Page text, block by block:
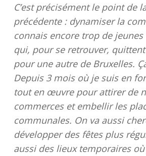
C’est précisément le point de
précédente : dynamiser la
connais encore trop de
qui, pour se retrouver,
pour une autre de Bruxelles.
Depuis 3 mois où je suis en
tout en œuvre pour attirer de
commerces et embellir les
communales. On va aussi
développer des fêtes plus
aussi des lieux temporaires